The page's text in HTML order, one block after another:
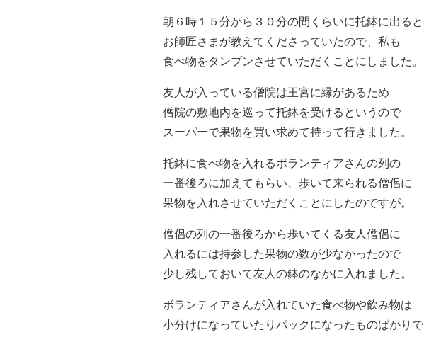
朝６時１５分から３０分の間くらいに托鉢に出ると
お師匠さまが教えてくださっていたので、私も
食べ物をタンブンさせていただくことにしました。
友人が入っている僧院は王宮に縁があるため
僧院の敷地内を巡って托鉢を受けるというので
スーパーで果物を買い求めて持って行きました。
托鉢に食べ物を入れるボランティアさんの列の
一番後ろに加えてもらい、歩いて来られる僧侶に
果物を入れさせていただくことにしたのですが。
僧侶の列の一番後ろから歩いてくる友人僧侶に
入れるには持参した果物の数が少なかったので
少し残しておいて友人の鉢のなかに入れました。
ボランティアさんが入れていた食べ物や飲み物は
小分けになっていたりパックになったものばかりで